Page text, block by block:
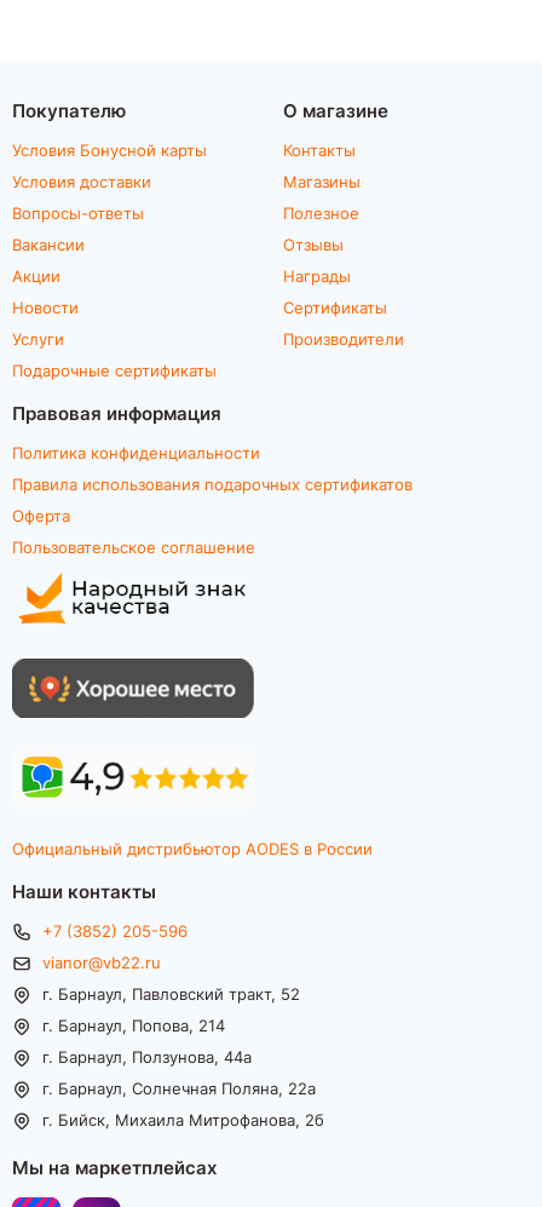
Покупателю
Условия Бонусной карты
Условия доставки
Вопросы-ответы
Вакансии
Акции
Новости
Услуги
Подарочные сертификаты
О магазине
Контакты
Магазины
Полезное
Отзывы
Награды
Сертификаты
Производители
Правовая информация
Политика конфиденциальности
Правила использования подарочных сертификатов
Оферта
Пользовательское соглашение
Официальный дистрибьютор AODES в России
Наши контакты
+7 (3852) 205-596
vianor@vb22.ru
г. Барнаул, Павловский тракт, 52
г. Барнаул, Попова, 214
г. Барнаул, Ползунова, 44а
г. Барнаул, Солнечная Поляна, 22а
г. Бийск, Михаила Митрофанова, 2б
Мы на маркетплейсах